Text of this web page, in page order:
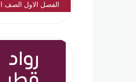
الفصل الاول الصف